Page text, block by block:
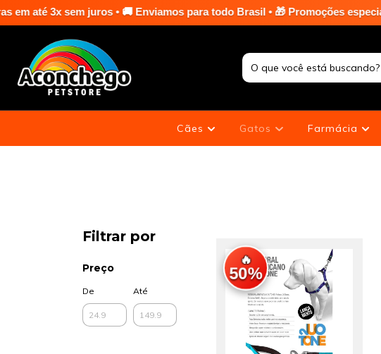
• 🚚 Enviamos para todo Brasil • 🎁 Promoções especiais em toda a loja
Cães Gatos Farmácia
Filtrar por
Preço
De Até
🔥
50%